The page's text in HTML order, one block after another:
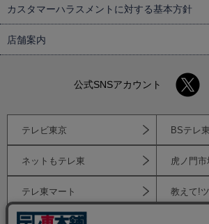
カスタマーハラスメントに対する基本方針
店舗案内
公式SNSアカウント
テレビ東京 BSテレ東
ネットもテレ東 虎ノ門市
テレ東マート 教えて!